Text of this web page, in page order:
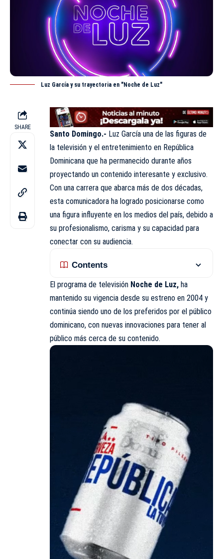
Luz García y su trayectoria en "Noche de Luz"
SHARE
Santo Domingo.- Luz García una de las figuras de
la televisión y el entretenimiento en República
Dominicana que ha permanecido durante años
proyectando un contenido interesante y exclusivo.
Con una carrera que abarca más de dos décadas,
esta comunicadora ha logrado posicionarse como
una figura influyente en los medios del país, debido a
su profesionalismo, carisma y su capacidad para
conectar con su audiencia.
Contents
El programa de televisión Noche de Luz, ha
mantenido su vigencia desde su estreno en 2004 y
continúa siendo uno de los preferidos por el público
dominicano, con nuevas innovaciones para tener al
público más cerca de su contenido.